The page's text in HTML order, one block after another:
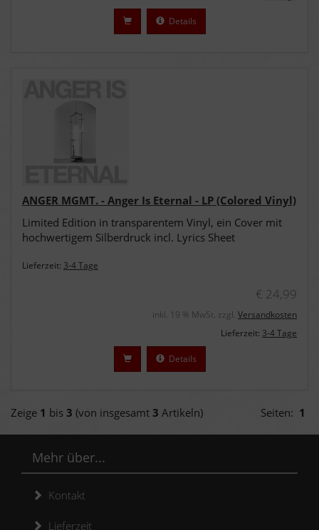
Details
ANGER MGMT. - Anger Is Eternal - LP (Colored Vinyl)
Limited Edition in transparentem Vinyl, ein Cover mit
hochwertigem Silberdruck incl. Lyrics Sheet
Lieferzeit: 3-4 Tage
€ 24,99
inkl. 19 % MwSt. zzgl. Versandkosten
Lieferzeit: 3-4 Tage
Details
Zeige 1 bis 3 (von insgesamt 3 Artikeln) Seiten: 1
Mehr über...
Kontakt
Lieferzeit